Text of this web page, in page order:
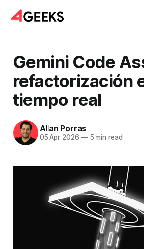
Gemini Code
refactorización
tiempo real
Allan Porras
05 Apr 2026 —5 min read